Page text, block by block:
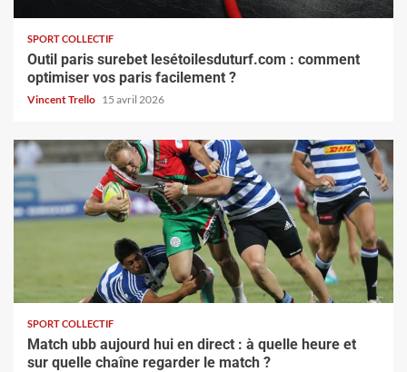
SPORT COLLECTIF
Outil paris surebet lesétoilesduturf.com : comment
optimiser vos paris facilement ?
Vincent Trello 15 avril 2026
SPORT COLLECTIF
Match ubb aujourd hui en direct : à quelle heure et
sur quelle chaîne regarder le match ?